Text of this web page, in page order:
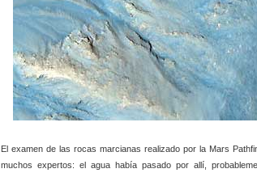
El examen de las rocas marcianas realizado por la Mars
muchos expertos: el agua había pasado por allí,